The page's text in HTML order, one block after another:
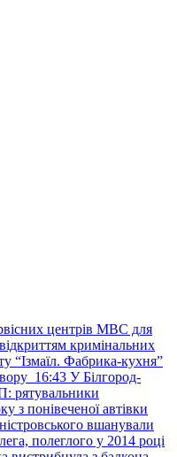
центрів МВС для
кримінальних
“Ізмаїл. Фабрика-кухня”
16:43 У Білгород-
рятувальники
з понівеченої автівки
вшанували
полеглого у 2014 році